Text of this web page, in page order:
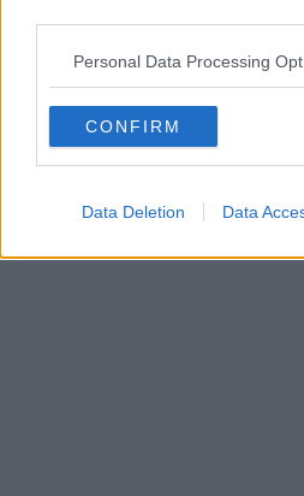
Personal Data Processing
CONFIRM
Data Deletion Data